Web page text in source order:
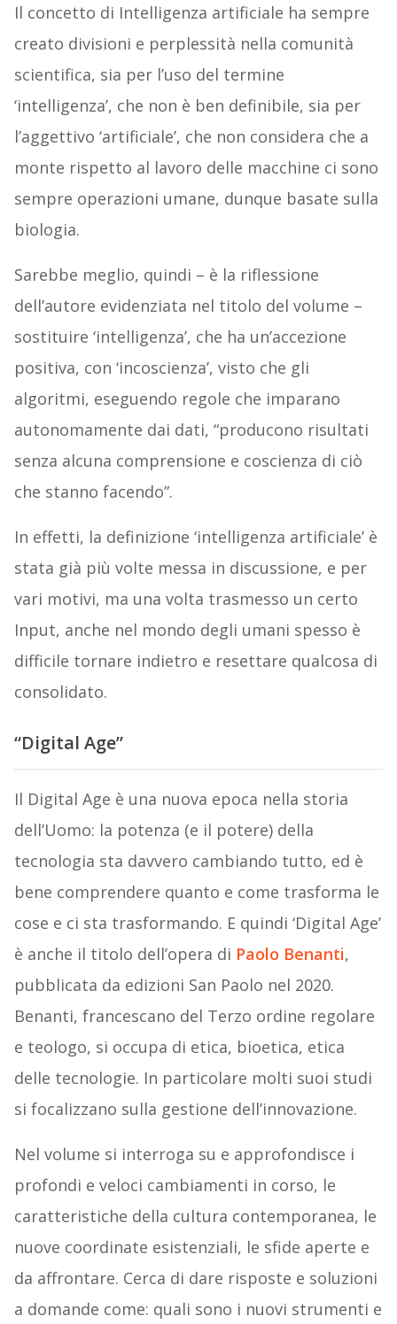
Il concetto di Intelligenza artificiale ha sempre
creato divisioni e perplessità nella comunità
scientifica, sia per l’uso del termine
‘intelligenza’, che non è ben definibile, sia per
l’aggettivo ‘artificiale’, che non considera che a
monte rispetto al lavoro delle macchine ci sono
sempre operazioni umane, dunque basate sulla
biologia.
Sarebbe meglio, quindi – è la riflessione
dell’autore evidenziata nel titolo del volume –
sostituire ‘intelligenza’, che ha un’accezione
positiva, con ‘incoscienza’, visto che gli
algoritmi, eseguendo regole che imparano
autonomamente dai dati, “producono risultati
senza alcuna comprensione e coscienza di ciò
che stanno facendo”.
In effetti, la definizione ‘intelligenza artificiale’ è
stata già più volte messa in discussione, e per
vari motivi, ma una volta trasmesso un certo
Input, anche nel mondo degli umani spesso è
difficile tornare indietro e resettare qualcosa di
consolidato.
“Digital Age”
Il Digital Age è una nuova epoca nella storia
dell’Uomo: la potenza (e il potere) della
tecnologia sta davvero cambiando tutto, ed è
bene comprendere quanto e come trasforma le
cose e ci sta trasformando. E quindi ‘Digital Age’
è anche il titolo dell’opera di Paolo Benanti,
pubblicata da edizioni San Paolo nel 2020.
Benanti, francescano del Terzo ordine regolare
e teologo, si occupa di etica, bioetica, etica
delle tecnologie. In particolare molti suoi studi
si focalizzano sulla gestione dell’innovazione.
Nel volume si interroga su e approfondisce i
profondi e veloci cambiamenti in corso, le
caratteristiche della cultura contemporanea, le
nuove coordinate esistenziali, le sfide aperte e
da affrontare. Cerca di dare risposte e soluzioni
a domande come: quali sono i nuovi strumenti e